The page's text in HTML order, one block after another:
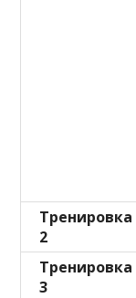
Тренировка
2
Тренировка
3